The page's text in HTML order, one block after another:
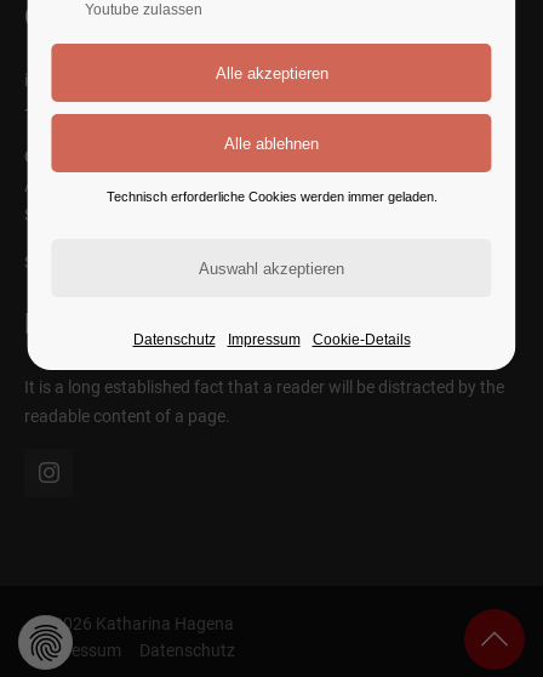
Contact Us
info@yourmail.com
+01 444 888 424
Cybersteel Inc.
Address: 376-293 City Road, Suite 600
San Francisco, CA 94102
SEE ON MAP
Follow Us
It is a long established fact that a reader will be distracted by the
readable content of a page.
© 2026 Katharina Hagena
Impressum
Datenschutz
Youtube zulassen
Technisch erforderliche Cookies werden immer geladen.
Datenschutz Impressum Cookie-Details